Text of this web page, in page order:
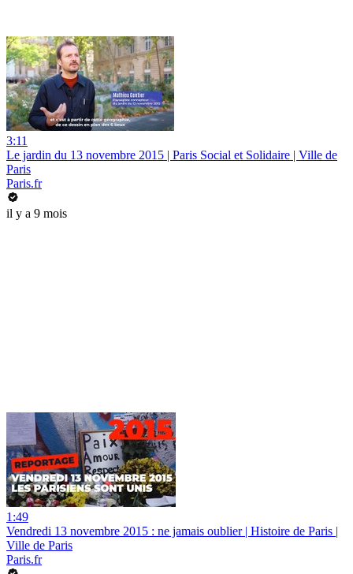
3:11
Le jardin du 13 novembre 2015 | Paris Social et Solidaire | Ville de
Paris
Paris.fr
il y a 9 mois
1:49
Vendredi 13 novembre 2015 : ne jamais oublier | Histoire de Paris |
Ville de Paris
Paris.fr